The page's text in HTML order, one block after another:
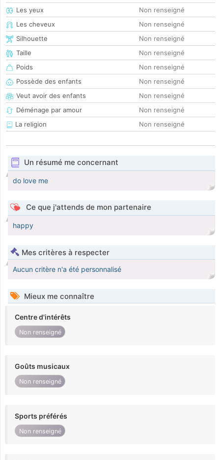
Les yeux
Non renseigné
Les cheveux
Non renseigné
Silhouette
Non renseigné
Taille
Non renseigné
Poids
Non renseigné
Possède des enfants
Non renseigné
Veut avoir des enfants
Non renseigné
Déménage par amour
Non renseigné
La religion
Non renseigné
Un résumé me concernant
do love me
Ce que j'attends de mon partenaire
happy
Mes critères à respecter
Aucun critère n'a été personnalisé
Mieux me connaître
Centre d'intérêts
Non renseigné
Goûts musicaux
Non renseigné
Sports préférés
Non renseigné